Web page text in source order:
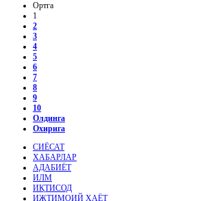
Ортга
1
2
3
4
5
6
7
8
9
10
Олдинга
Охирига
СИЁСАТ
ХАБАРЛАР
АДАБИЁТ
ИЛМ
ИҚТИСОД
ИЖТИМОИЙ ҲАЁТ